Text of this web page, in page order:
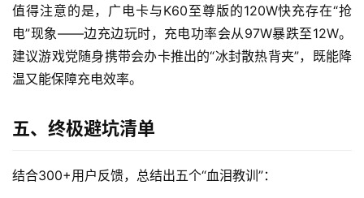
W
i
F
i
快
值得注意的是，广电卡与K60至尊版的120W快充存在“抢
电”现象——边充边玩时，充电功率会从97W暴跌至12W。
建议游戏党随身携带会办卡推出的“冰封散热背夹”，既能降
温又能保障充电效率。
五、终极避坑清单
结合300+用户反馈，总结出五个“血泪教训”：